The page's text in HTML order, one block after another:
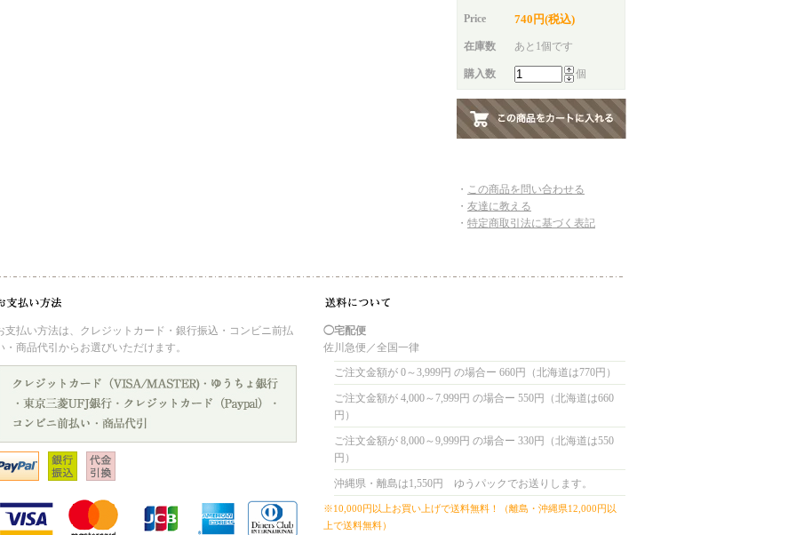
Price 740円(税込)
在庫数 あと1個です
購入数 個
・ この商品を問い合わせる
・ 友達に教える
・ 特定商取引法に基づく表記
支払い方法は、クレジットカード・銀行振込・コンビニ前払
・商品代引からお選びいただけます。
◯宅配便
佐川急便／全国一律
ご注文金額が 0～3,999円 の場合ー 660円（北海道は770円）
ご注文金額が 4,000～7,999円 の場合ー 550円（北海道は660
円）
ご注文金額が 8,000～9,999円 の場合ー 330円（北海道は550
円）
沖縄県・離島は1,550円 ゆうパックでお送りします。
※10,000円以上お買い上げで送料無料！（離島・沖縄県12,000円以
上で送料無料）